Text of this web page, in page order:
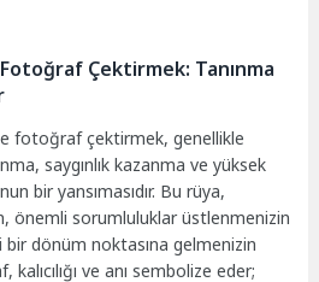
Çektirmek: Tanınma
fotoğraf çektirmek, genellikle
saygınlık kazanma ve yüksek
bir yansımasıdır. Bu rüya,
önemli sorumluluklar üstlenmenizin
dönüm noktasına gelmenizin
ve anı sembolize eder;